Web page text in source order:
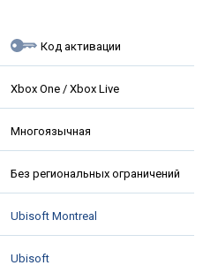
Код активации
Xbox One / Xbox Live
Многоязычная
Без региональных ограничений
Ubisoft Montreal
Ubisoft